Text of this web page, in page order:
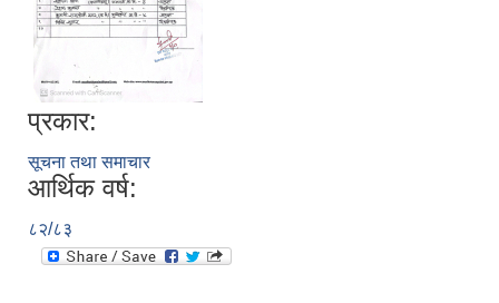
प्रकार:
सूचना तथा समाचार
आर्थिक वर्ष:
८२/८३